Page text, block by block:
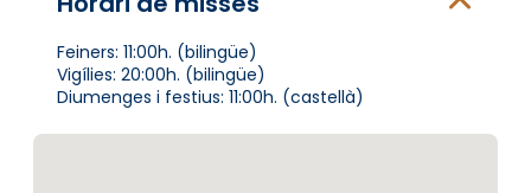
Feiners: 11:00h. (bilingüe)
Vigílies: 20:00h. (bilingüe)
Diumenges i festius: 11:00h. (castellà)